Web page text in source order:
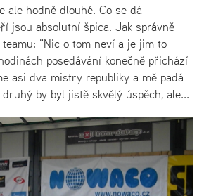
ale hodně dlouhé. Co se dá
jsou absolutní špica. Jak správně
teamu: "Nic o tom neví a je jim to
posedávání konečně přichází
asi dva mistry republiky a mě padá
by byl jistě skvělý úspěch, ale...